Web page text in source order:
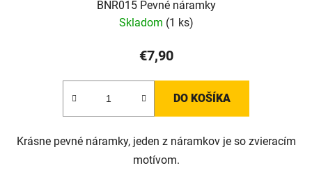
BNR015 Pevné náramky
Skladom (1 ks)
€7,90
DO KOŠÍKA
Krásne pevné náramky, jeden z náramkov je so zvieracím
motívom.